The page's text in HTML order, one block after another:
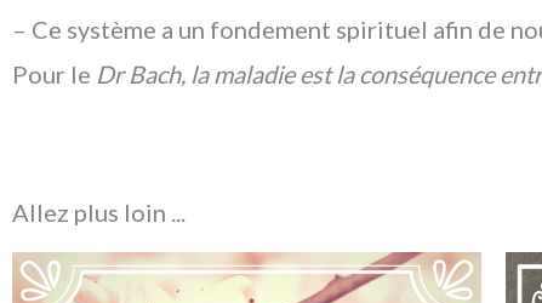
– Ce système a un fondement spirituel afin de
Pour le Dr Bach, la maladie est la conséquence
Allez plus loin ...